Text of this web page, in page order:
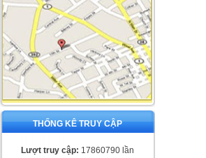
THỐNG KÊ TRUY CẬP
Lượt truy cập: 17860790 lần